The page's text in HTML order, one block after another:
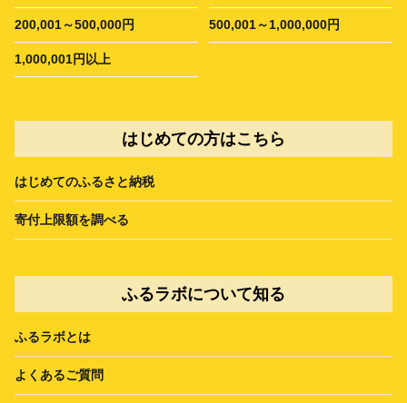
200,001～500,000円 500,001～1,000,000円
1,000,001円以上
はじめての方はこちら
はじめてのふるさと納税
寄付上限額を調べる
ふるラボについて知る
ふるラボとは
よくあるご質問